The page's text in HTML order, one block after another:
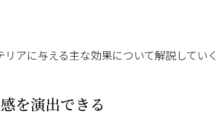
アに与える主な効果について解説していく
を演出できる